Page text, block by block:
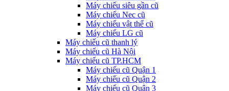
Máy chiếu siêu gần cũ
Máy chiếu Nec cũ
Máy chiếu vật thể cũ
Máy chiếu LG cũ
Máy chiếu cũ thanh lý
Máy chiếu cũ Hà Nội
Máy chiếu cũ TP.HCM
Máy chiếu cũ Quận 1
Máy chiếu cũ Quận 2
Máy chiếu cũ Quận 3